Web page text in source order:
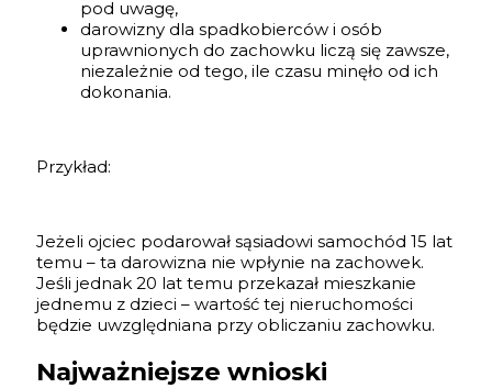
pod uwagę,
darowizny dla spadkobierców i osób
uprawnionych do zachowku liczą się zawsze,
niezależnie od tego, ile czasu minęło od ich
dokonania.
Przykład:
Jeżeli ojciec podarował sąsiadowi samochód 15 lat
temu – ta darowizna nie wpłynie na zachowek.
Jeśli jednak 20 lat temu przekazał mieszkanie
jednemu z dzieci – wartość tej nieruchomości
będzie uwzględniana przy obliczaniu zachowku.
Najważniejsze wnioski